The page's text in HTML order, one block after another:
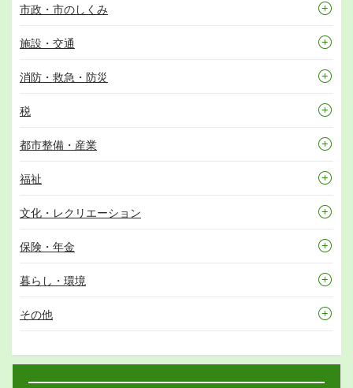
市政・市のしくみ
施設・交通
消防・救急・防災
税
都市整備・産業
福祉
文化・レクリエーション
保険・年金
暮らし・環境
その他